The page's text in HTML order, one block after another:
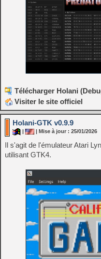
Télécharger Holani
Visiter le site officiel
Holani-GTK v0.9.9
| Mise à jour : 25/01/2026
Il s'agit de l'émulateur Atari
utilisant GTK4.